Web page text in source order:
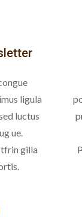
ligula
luctus
ue.
gilla